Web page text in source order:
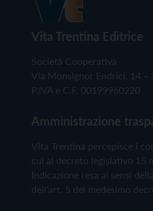
Vita Trentina Editrice
Società Cooperativa
Via Monsignor Endrici, 14 –
P.IVA e C.F. 00199960220
Amministrazione
Vita Trentina percepisce i
cui al decreto legislativo 15
Indicazione resa ai sensi
dell'art. 5 del medesimo